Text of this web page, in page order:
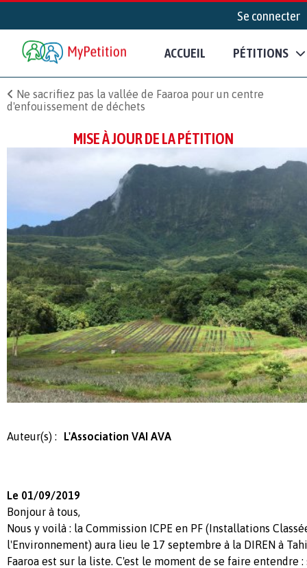
Se connecter
ACCUEIL PÉTITIONS
Ne sacrifiez pas la vallée de Faaroa pour un centre
d'enfouissement de déchets
MISE À JOUR DE LA PÉTITION
Auteur(s) : L'Association VAI AVA
Le 01/09/2019
Bonjour à tous,
Nous y voilà : la Commission ICPE en PF (Installations
l'Environnement) aura lieu le 17 septembre à la DIREN à
Faaroa est sur la liste. C'est le moment de se faire entendre :